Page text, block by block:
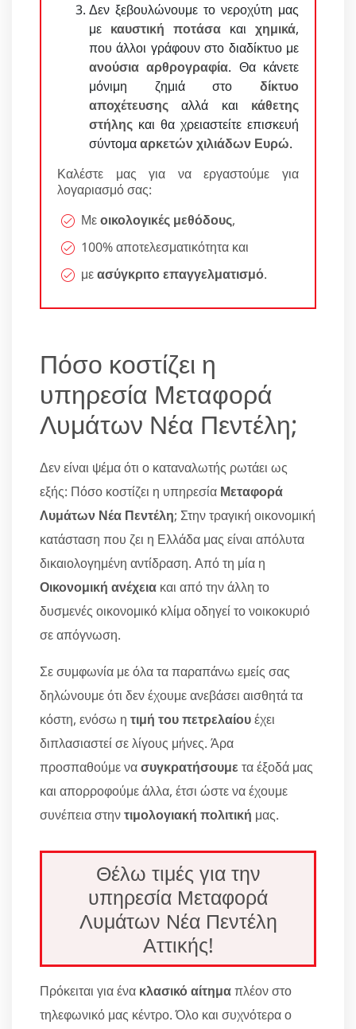
Δεν ξεβουλώνουμε το νεροχύτη μας
με καυστική ποτάσα και χημικά,
που άλλοι γράφουν στο διαδίκτυο με
ανούσια αρθρογραφία. Θα κάνετε
μόνιμη ζημιά στο δίκτυο
αποχέτευσης αλλά και κάθετης
στήλης και θα χρειαστείτε επισκευή
σύντομααρκετών χιλιάδων Ευρώ.
Καλέστε μας για να εργαστούμε για
λογαριασμό σας:
Μεοικολογικές μεθόδους,
100% αποτελεσματικότητα και
μεασύγκριτο επαγγελματισμό.
Πόσο κοστίζει η
υπηρεσία Μεταφορά
Λυμάτων Νέα Πεντέλη;
Δεν είναι ψέμα ότι ο καταναλωτής ρωτάει ως
εξής: Πόσο κοστίζει η υπηρεσία Μεταφορά
Λυμάτων Νέα Πεντέλη; Στην τραγική οικονομική
κατάσταση που ζει η Ελλάδα μας είναι απόλυτα
δικαιολογημένη αντίδραση. Από τη μία η
Οικονομική ανέχεια και από την άλλη το
δυσμενές οικονομικό κλίμα οδηγεί το νοικοκυριό
σε απόγνωση.
Σε συμφωνία με όλα τα παραπάνω εμείς σας
δηλώνουμε ότι δεν έχουμε ανεβάσει αισθητά τα
κόστη, ενόσω η τιμή του πετρελαίουέχει
διπλασιαστεί σε λίγους μήνες. Άρα
προσπαθούμε νασυγκρατήσουμε τα έξοδά μας
και απορροφούμε άλλα, έτσι ώστε να έχουμε
συνέπεια στηντιμολογιακή πολιτική μας.
Θέλω τιμές για την
υπηρεσία Μεταφορά
Λυμάτων Νέα Πεντέλη
Αττικής!
Πρόκειται για ένα κλασικό αίτημαπλέον στο
τηλεφωνικό μας κέντρο. Όλο και συχνότερα ο